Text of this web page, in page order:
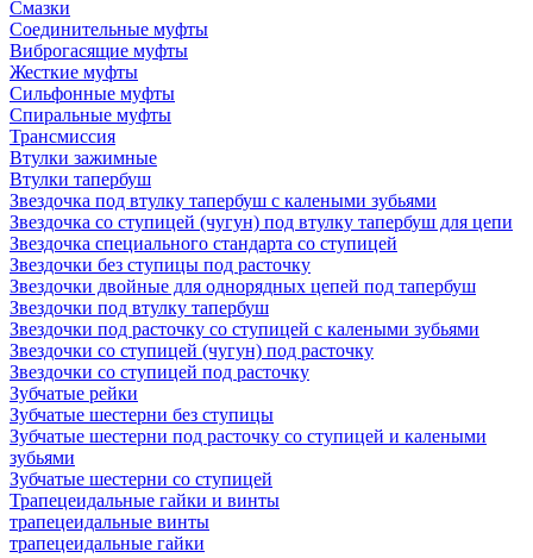
Смазки
Соединительные муфты
Виброгасящие муфты
Жесткие муфты
Сильфонные муфты
Спиральные муфты
Трансмиссия
Втулки зажимные
Втулки тапербуш
Звездочка под втулку тапербуш c калеными зубьями
Звездочка со ступицей (чугун) под втулку тапербуш для цепи
Звездочка специального стандарта со ступицей
Звездочки без ступицы под расточку
Звездочки двойные для однорядных цепей под тапербуш
Звездочки под втулку тапербуш
Звездочки под расточку со ступицей с калеными зубьями
Звездочки со ступицей (чугун) под расточку
Звездочки со ступицей под расточку
Зубчатые рейки
Зубчатые шестерни без ступицы
Зубчатые шестерни под расточку со ступицей и калеными
зубьями
Зубчатые шестерни со ступицей
Трапецеидальные гайки и винты
трапецеидальные винты
трапецеидальные гайки